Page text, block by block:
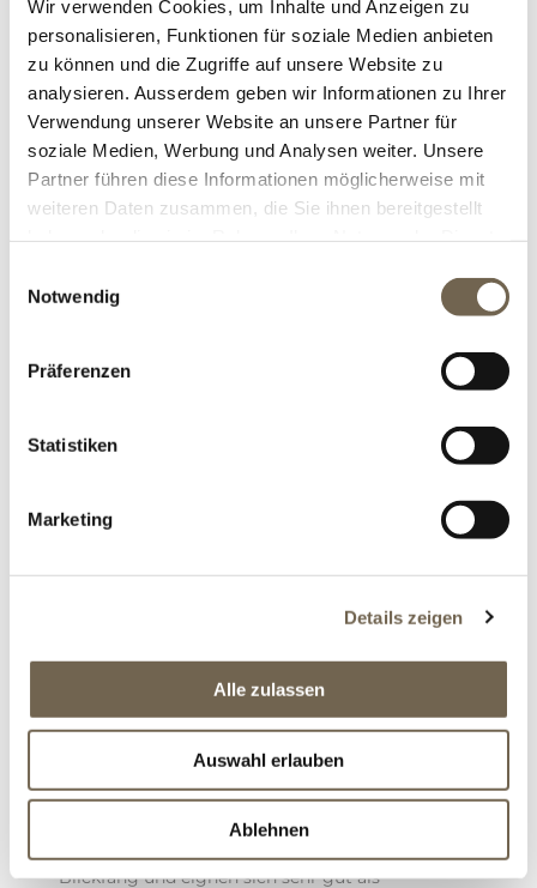
Wir verwenden Cookies, um Inhalte und Anzeigen zu
personalisieren, Funktionen für soziale Medien anbieten
zu können und die Zugriffe auf unsere Website zu
analysieren. Ausserdem geben wir Informationen zu Ihrer
Verwendung unserer Website an unsere Partner für
soziale Medien, Werbung und Analysen weiter. Unsere
Partner führen diese Informationen möglicherweise mit
weiteren Daten zusammen, die Sie ihnen bereitgestellt
Notwendig
Präferenzen
Statistiken
Marketing
Details zeigen
Alle zulassen
Auswahl erlauben
Ablehnen
Unsere handgefertigten Drahtkugeln sind ein
DRAHTKUGEL GEFLOCHTEN ROH
Unsere handgefertigten Drahtkugeln sind ein
Blickfang und eignen sich sehr gut als